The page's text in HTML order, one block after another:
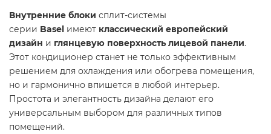
Внутренние блоки сплит-системы
серии Basel имеют классический европейский
дизайн и глянцевую поверхность лицевой панели.
Этот кондиционер станет не только эффективным
решением для охлаждения или обогрева помещения,
но и гармонично впишется в любой интерьер.
Простота и элегантность дизайна делают его
универсальным выбором для различных типов
помещений.